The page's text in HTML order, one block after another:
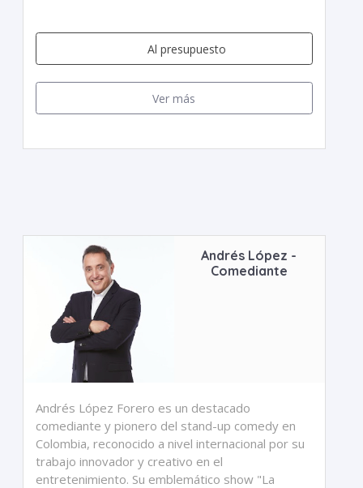
Al presupuesto
Ver más
Andrés López -
Comediante
Andrés López Forero es un destacado
comediante y pionero del stand-up comedy en
Colombia, reconocido a nivel internacional por su
trabajo innovador y creativo en el
entretenimiento. Su emblemático show "La